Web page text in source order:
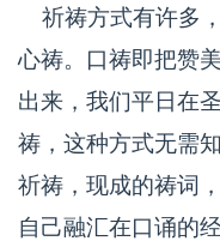
祈祷方式有许多
心祷。口祷即把赞
出来，我们平日在
祷，这种方式无需
祈祷，现成的祷词
自己融汇在口诵的